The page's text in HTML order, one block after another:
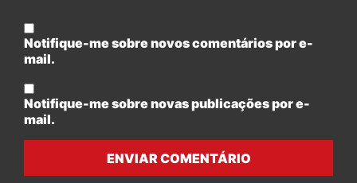
Notifique-me sobre novos comentários por e-
mail.
Notifique-me sobre novas publicações por e-
mail.
ENVIAR COMENTÁRIO